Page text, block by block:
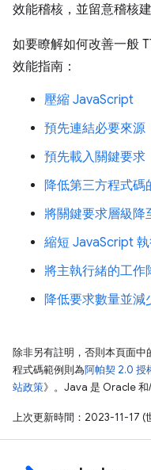
效能稽核，並留意稽核
如要瞭解如何改善一般
效能指南：
壓縮 JavaScript
預先連結必要來源
預先載入關鍵要求
降低第三方程式碼
將關鍵要求層級降
縮短 JavaScript
將主執行緒的工作
降低要求數量並減
除非另有註明，否則本頁面中
程式碼範例則為阿帕契 2.0 授
站政策》。Java 是 Oracle 和
上次更新時間：2023-11-17 (